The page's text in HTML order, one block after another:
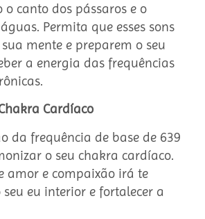
o canto dos pássaros e o
Permita que esses sons
mente e preparem o seu
a energia das frequências
Cardíaco
da frequência de base de 639
o seu chakra cardíaco.
amor e compaixão irá te
seu eu interior e fortalecer a